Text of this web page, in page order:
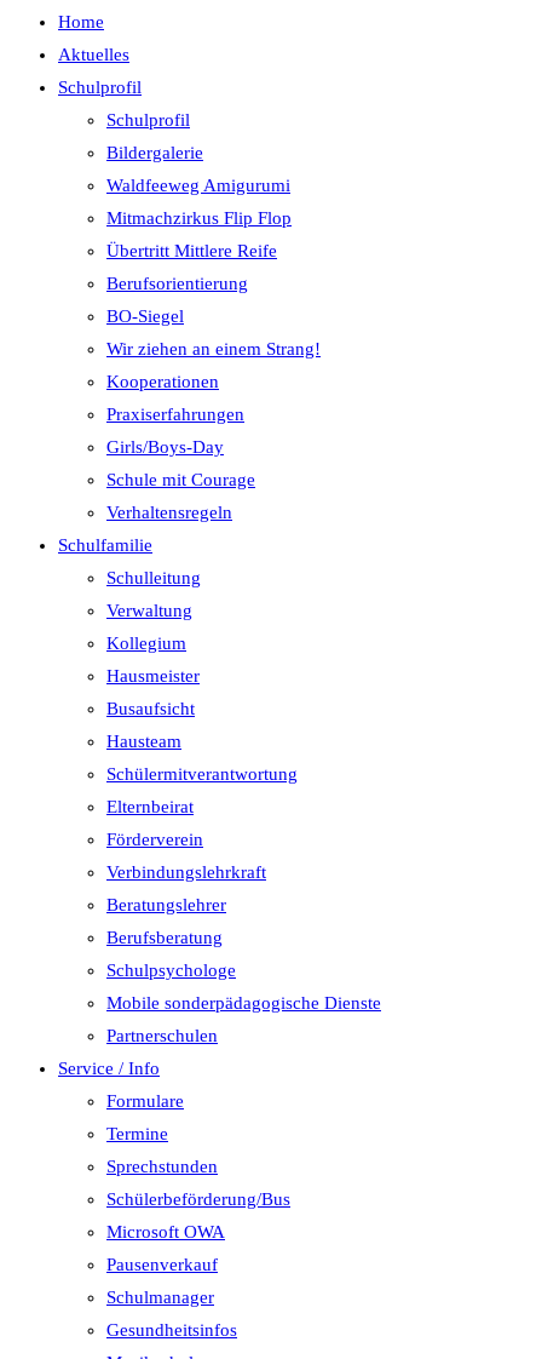
Home
Aktuelles
Schulprofil
Schulprofil
Bildergalerie
Waldfeeweg Amigurumi
Mitmachzirkus Flip Flop
Übertritt Mittlere Reife
Berufsorientierung
BO-Siegel
Wir ziehen an einem Strang!
Kooperationen
Praxiserfahrungen
Girls/Boys-Day
Schule mit Courage
Verhaltensregeln
Schulfamilie
Schulleitung
Verwaltung
Kollegium
Hausmeister
Busaufsicht
Hausteam
Schülermitverantwortung
Elternbeirat
Förderverein
Verbindungslehrkraft
Beratungslehrer
Berufsberatung
Schulpsychologe
Mobile sonderpädagogische Dienste
Partnerschulen
Service / Info
Formulare
Termine
Sprechstunden
Schülerbeförderung/Bus
Microsoft OWA
Pausenverkauf
Schulmanager
Gesundheitsinfos